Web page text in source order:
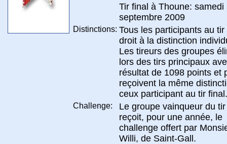
Tir final à Thoune: samedi
septembre 2009
Distinctions: Tous les participants au
droit à la distinction
Les tireurs des groupes
lors des tirs principaux
résultat de 1098 points et
reçoivent la même
ceux participant au tir final.
Challenge:
Le groupe vainqueur du
reçoit, pour une année, le
challenge offert par
Willi, de Saint-Gall.